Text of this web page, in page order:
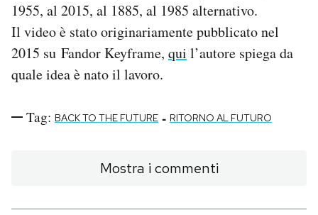
I MIEI PREFERITI
SHOP
1955, al 2015, al 1885, al 1985 alternativo.
Il video è stato originariamente pubblicato nel
2015 su Fandor Keyframe, qui l’autore spiega da
quale idea è nato il lavoro.
Tag: BACK TO THE FUTURE - RITORNO AL FUTURO
Mostra i commenti